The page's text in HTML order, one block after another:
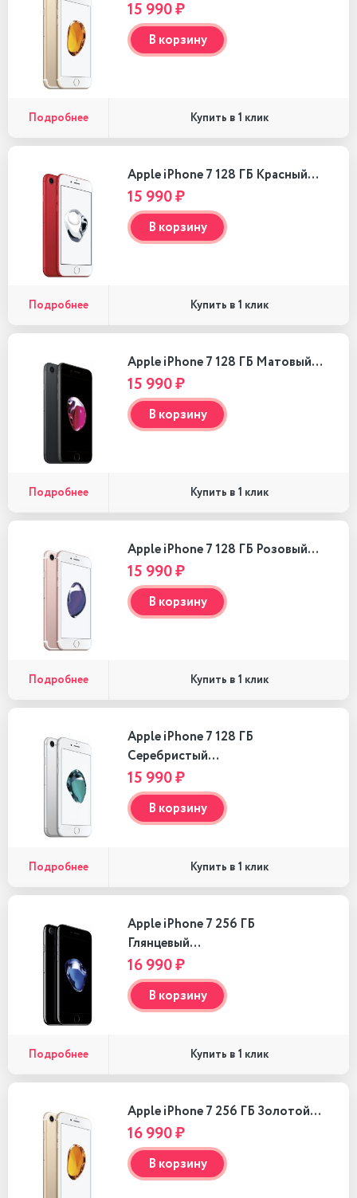
15 990 ₽
В корзину
Подробнее Купить в 1 клик
Apple iPhone 7 128 ГБ Красный…
15 990 ₽
В корзину
Подробнее Купить в 1 клик
Apple iPhone 7 128 ГБ Матовый…
15 990 ₽
В корзину
Подробнее Купить в 1 клик
Apple iPhone 7 128 ГБ Розовый…
15 990 ₽
В корзину
Подробнее Купить в 1 клик
Apple iPhone 7 128 ГБ
Серебристый…
15 990 ₽
В корзину
Подробнее Купить в 1 клик
Apple iPhone 7 256 ГБ
Глянцевый…
16 990 ₽
В корзину
Подробнее Купить в 1 клик
Apple iPhone 7 256 ГБ Золотой…
16 990 ₽
В корзину